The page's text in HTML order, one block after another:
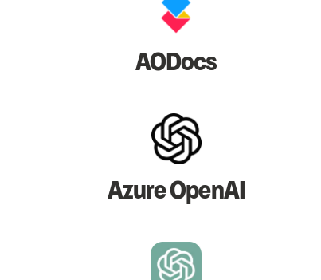
AODocs
Azure OpenAI